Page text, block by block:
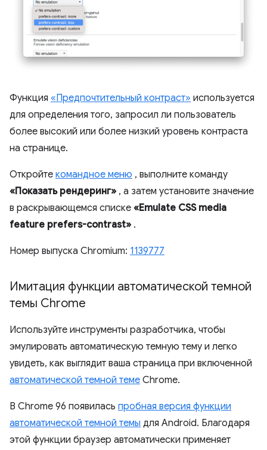
Функция «Предпочтительный контраст» используется
для определения того, запросил ли пользователь
более высокий или более низкий уровень контраста
на странице.
Откройте командное меню , выполните команду
«Показать рендеринг» , а затем установите значение
в раскрывающемся списке «Emulate CSS media
feature prefers-contrast» .
Номер выпуска Chromium: 1139777
Имитация функции автоматической темной
темы Chrome
Используйте инструменты разработчика, чтобы
эмулировать автоматическую темную тему и легко
увидеть, как выглядит ваша страница при включенной
автоматической темной теме Chrome.
В Chrome 96 появилась пробная версия функции
автоматической темной темы для Android. Благодаря
этой функции браузер автоматически применяет